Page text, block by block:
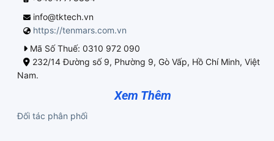
info@tktech.vn
https://tenmars.com.vn
Mã Số Thuế: 0310 972 090
232/14 Đường số 9, Phường 9, Gò Vấp, Hồ Chí Minh, Việt
Nam.
Xem Thêm
Đối tác phân phối